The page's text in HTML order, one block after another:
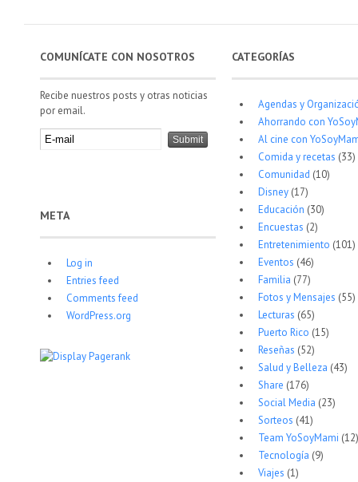
COMUNÍCATE CON NOSOTROS
Recibe nuestros posts y otras noticias
por email.
META
Log in
Entries feed
Comments feed
WordPress.org
CATEGORÍAS
Agendas y
Ahorrando con
Al cine con
Comida y recetas (33)
Comunidad (10)
Disney(17)
Educación (30)
Encuestas (2)
Entretenimiento (101)
Eventos (46)
Familia (77)
Fotos y Mensajes (55)
Lecturas (65)
Puerto Rico (15)
Reseñas (52)
Salud y Belleza (43)
Share (176)
Social Media (23)
Sorteos (41)
Team YoSoyMami (12)
Tecnología (9)
Viajes (1)